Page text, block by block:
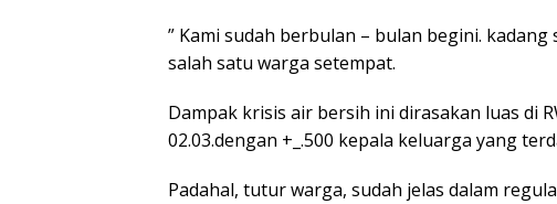
” Kami sudah berbulan – bulan begini.
salah satu warga setempat.
Dampak krisis air bersih ini dirasakan luas di
02.03.dengan +_.500 kepala keluarga yang
Padahal, tutur warga, sudah jelas dalam